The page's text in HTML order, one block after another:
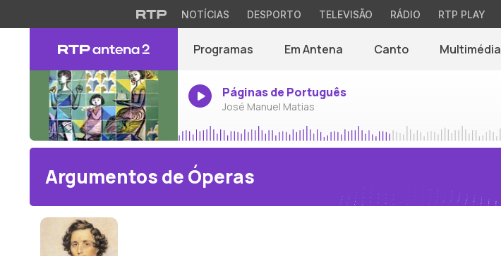
NOTÍCIAS DESPORTO TELEVISÃO RÁDIO RTP PLAY
Programas Em Antena Canto Multimédia
Páginas de Português
José Manuel Matias
Argumentos de Óperas